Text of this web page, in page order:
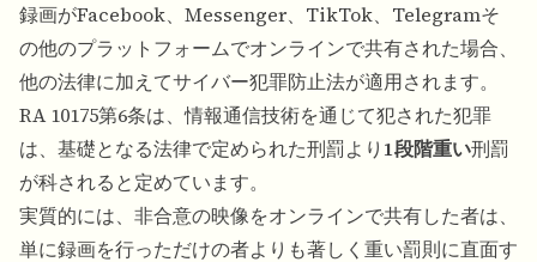
録画がFacebook、Messenger、TikTok、Telegramそ
の他のプラットフォームでオンラインで共有された場合、
他の法律に加えてサイバー犯罪防止法が適用されます。
RA 10175第6条は、情報通信技術を通じて犯された犯罪
は、基礎となる法律で定められた刑罰より 1段階重い刑罰
が科されると定めています。
実質的には、非合意の映像をオンラインで共有した者は、
単に録画を行っただけの者よりも著しく重い罰則に直面す